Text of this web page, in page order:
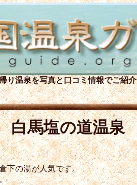
り温泉を写真と口コミ情報でご紹介
白馬塩の道温泉
下の湯が人気です。